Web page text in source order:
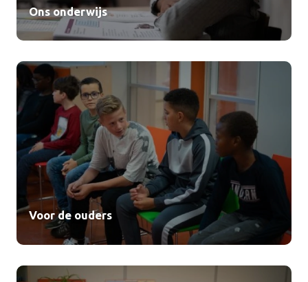
Ons onderwijs
Voor de ouders